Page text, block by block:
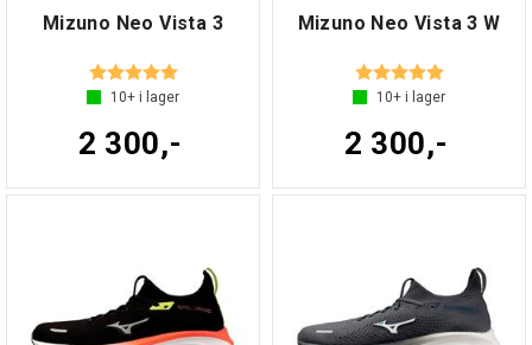
Mizuno Neo Vista 3
Betyg: 5.0 utav 5 stjärnor
10+ i lager
2 300,-
Mizuno Neo Vista 3 W
Betyg: 5.0 utav 5
10+ i lager
2 300,-